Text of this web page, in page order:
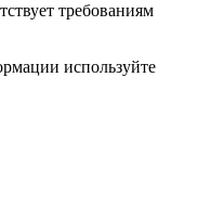
требованиям
используйте